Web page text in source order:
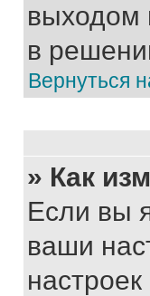
выходом
в
Вернуться
» Как
Если вы
ваши